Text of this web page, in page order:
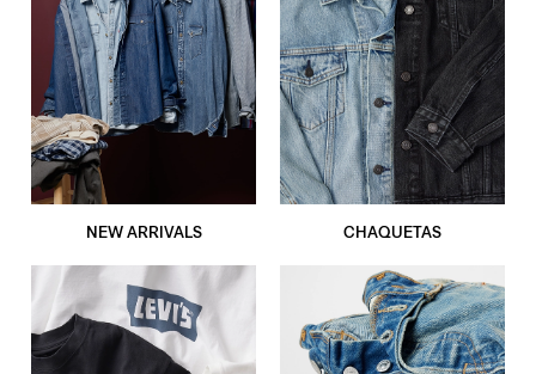
NEW ARRIVALS CHAQUETAS